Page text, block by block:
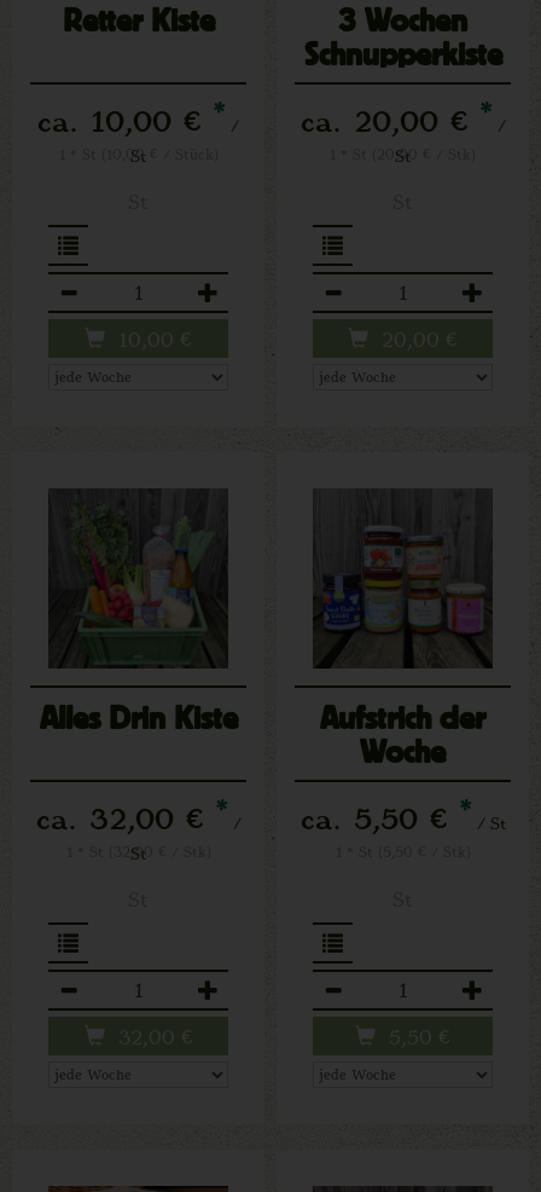
Retter Kiste
ca. 10,00 € * /
St
1 * St (10,00 € / Stück)
10,00 €
3 Wochen
Schnupperkiste
ca. 20,00 € * /
St
1 * St (20,00 € / Stk)
20,00 €
Alles Drin Kiste
ca. 32,00 € * /
St
1 * St (32,00 € / Stk)
32,00 €
Aufstrich der
Woche
ca. 5,50 € * / St
5,50 €